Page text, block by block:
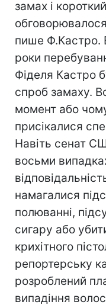
замах і
обговорювалося
пише Ф.Кастро.
роки
Фіделя Кастро
спроб замаху.
момент або
присікалися
Навіть сенат
восьми
намагалися
полюванні,
сигару або
крихітного
репортерську
розроблений
випадiння